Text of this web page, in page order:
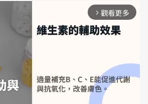
arrow_forward_ios 觀看更多